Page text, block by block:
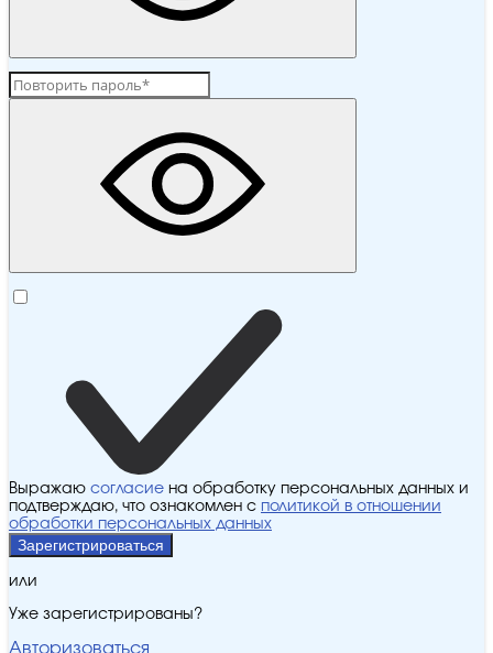
Выражаю согласие на обработку персональных данных и
подтверждаю, что ознакомлен с политикой в отношении
обработки персональных данных
Зарегистрироваться
или
Уже зарегистрированы?
Авторизоваться